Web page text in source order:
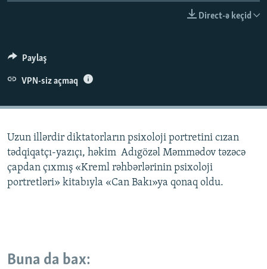
İZ - MƏDƏNIYYƏT PROQRAMI
MATERIALLARIMIZDAN ISTIFADƏ
AZADLIQRADIOSU MOBIL TELEFONUNUZDA
RFE/RL-in bütün saytları
Direct-ə keçid
Paylaş
VPN-siz açmaq
Uzun illərdir diktatorların psixoloji portretini cızan
tədqiqatçı-yazıçı, həkim Adıgözəl Məmmədov təzəcə
çapdan çıxmış «Kreml rəhbərlərinin psixoloji
portretləri» kitabıyla «Can Bakı»ya qonaq oldu.
Buna da bax: